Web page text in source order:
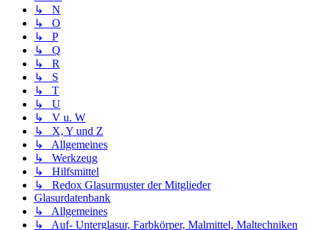
↳ N
↳ O
↳ P
↳ Q
↳ R
↳ S
↳ T
↳ U
↳ V u. W
↳ X, Y und Z
↳ Allgemeines
↳ Werkzeug
↳ Hilfsmittel
↳ Redox Glasurmuster der Mitglieder
Glasurdatenbank
↳ Allgemeines
↳ Auf- Unterglasur, Farbkörper, Malmittel, Maltechniken